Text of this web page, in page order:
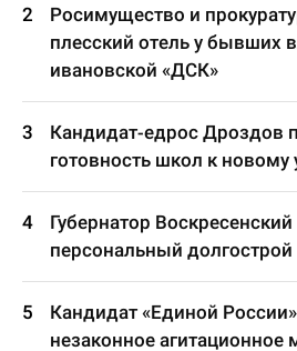
Росимущество и
плесский отель у бывших
ивановской «ДСК»
Кандидат-едрос Дроздов
готовность школ к новому
Губернатор
персональный долгострой
Кандидат «Единой
незаконное агитационное